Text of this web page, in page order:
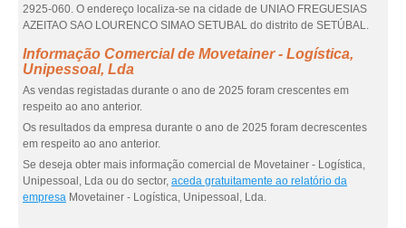
2925-060. O endereço localiza-se na cidade de UNIAO FREGUESIAS
AZEITAO SAO LOURENCO SIMAO SETUBAL do distrito de SETÚBAL.
Informação Comercial de Movetainer - Logística,
Unipessoal, Lda
As vendas registadas durante o ano de 2025 foram crescentes em
respeito ao ano anterior.
Os resultados da empresa durante o ano de 2025 foram decrescentes
em respeito ao ano anterior.
Se deseja obter mais informação comercial de Movetainer - Logística,
Unipessoal, Lda ou do sector, aceda gratuitamente ao relatório da
empresa Movetainer - Logística, Unipessoal, Lda.